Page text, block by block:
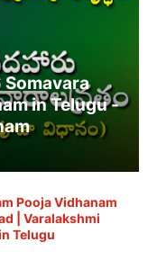
in Telugu -
Pooja Vidhanam
| Varalakshmi
Telugu